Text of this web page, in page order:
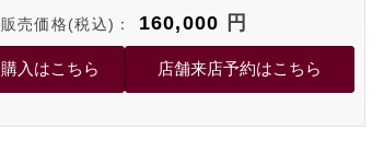
販売価格(税込)： 160,000 円